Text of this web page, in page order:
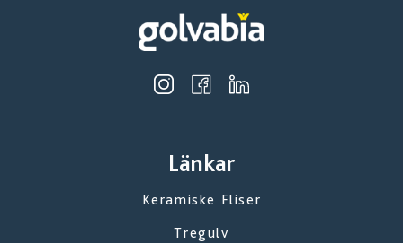
Länkar
Keramiske Fliser
Tregulv